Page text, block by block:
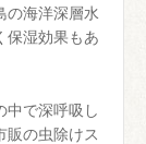
の海洋深層水
保湿効果もあ
中で深呼吸し
販の虫除けス